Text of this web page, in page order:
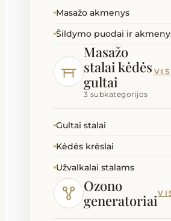
Masažo akmenys
Šildymo puodai ir
Masažo
stalai kėdės
gultai
3 subkategorijos
Gultai stalai
Kėdės krėslai
Užvalkalai stalams
Ozono
generatoriai